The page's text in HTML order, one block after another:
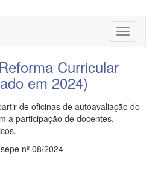
Toggle
Curricular
em 2024)
de oficinas de autoavaliação do
a participação de docentes,
nº 08/2024